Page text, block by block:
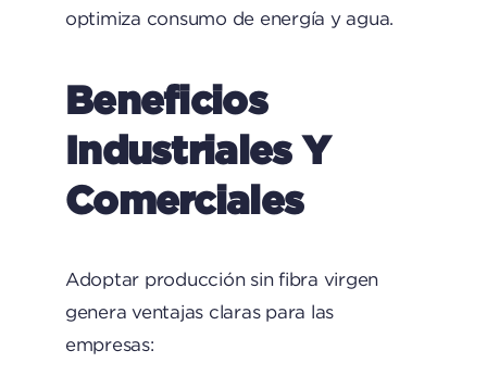
optimiza consumo de energía y agua.
Beneficios
Industriales Y
Comerciales
Adoptar producción sin fibra virgen
genera ventajas claras para las
empresas: